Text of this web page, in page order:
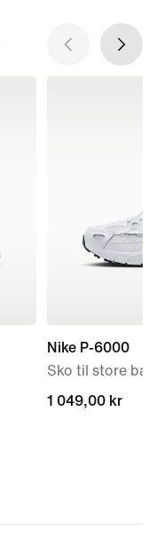
Nike P-6000
Sko til store barn
1 049,00 kr
1 049,00 kr